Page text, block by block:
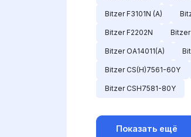
Bitzer F3101N (A)
Bitzer F2202N Bitzer
Bitzer OA14011(A)
Bitzer CS(H)7561-60Y
Bitzer CSH7581-80Y
Показать ещё